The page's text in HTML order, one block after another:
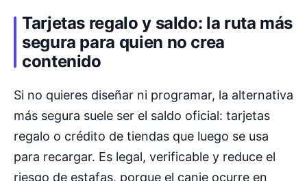
Tarjetas regalo y saldo: la ruta más
segura para quien no crea
contenido
Si no quieres diseñar ni programar, la alternativa
más segura suele ser el saldo oficial: tarjetas
regalo o crédito de tiendas que luego se usa
para recargar. Es legal, verificable y reduce el
riesgo de estafas, porque el canje ocurre en